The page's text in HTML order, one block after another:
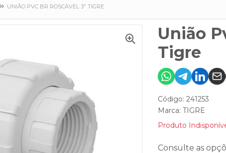
UNIÃO PVC BR ROSCÁVEL 3" TIGRE
União
Tigre
Código: 241253
Marca: TIGRE
Produto
Consulte as